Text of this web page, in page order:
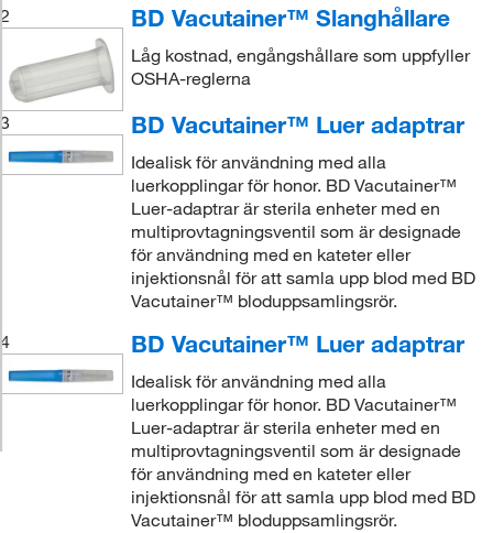
2
BD Vacutainer™ Slanghållare
Låg kostnad, engångshållare som uppfyller
OSHA-reglerna
3 BD Vacutainer™ Luer adaptrar
Idealisk för användning med alla
luerkopplingar för honor. BD Vacutainer™
Luer-adaptrar är sterila enheter med en
multiprovtagningsventil som är designade
för användning med en kateter eller
injektionsnål för att samla upp blod med BD
Vacutainer™ bloduppsamlingsrör.
4
BD Vacutainer™ Luer adaptrar
Idealisk för användning med alla
luerkopplingar för honor. BD Vacutainer™
Luer-adaptrar är sterila enheter med en
multiprovtagningsventil som är designade
för användning med en kateter eller
injektionsnål för att samla upp blod med BD
Vacutainer™ bloduppsamlingsrör.